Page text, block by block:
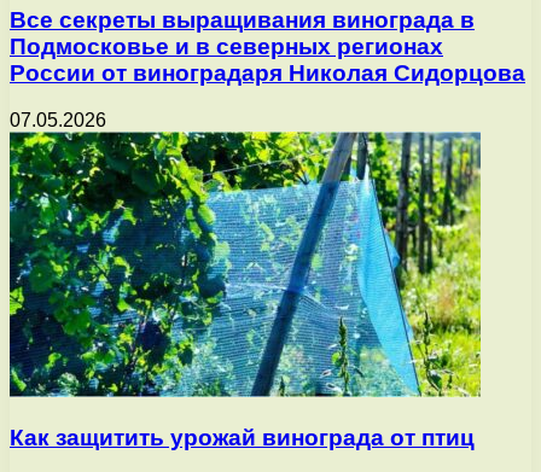
Все секреты выращивания винограда в
Подмосковье и в северных регионах
России от виноградаря Николая Сидорцова
07.05.2026
Как защитить урожай винограда от птиц